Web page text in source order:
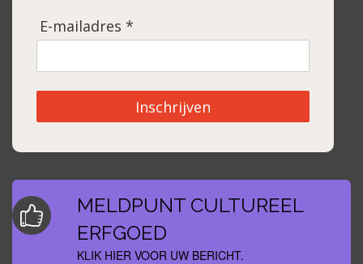
E-mailadres *
Inschrijven
MELDPUNT CULTUREEL
ERFGOED
KLIK HIER VOOR UW BERICHT.